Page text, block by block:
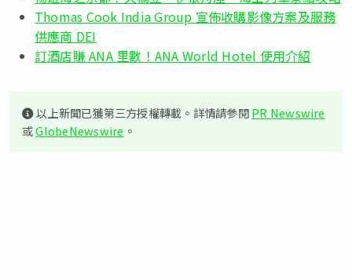
Thomas Cook India Group 宣佈收購影像方案及服務
供應商 DEI
訂酒店賺 ANA 里數！ANA World Hotel 使用介紹
以上新聞已獲第三方授權轉載。詳情請參閱PR Newswire
或GlobeNewswire 。